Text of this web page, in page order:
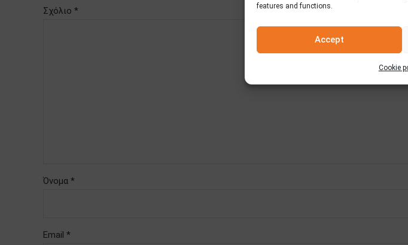
features and functions.
Accept
Cookie
Σχόλιο *
Όνομα *
Email *